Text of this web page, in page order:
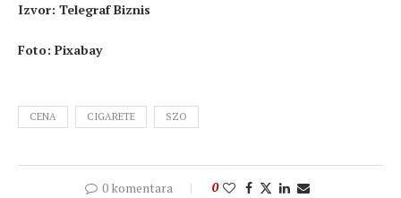
Izvor: Telegraf Biznis
Foto: Pixabay
CENA CIGARETE SZO
0 komentara 0